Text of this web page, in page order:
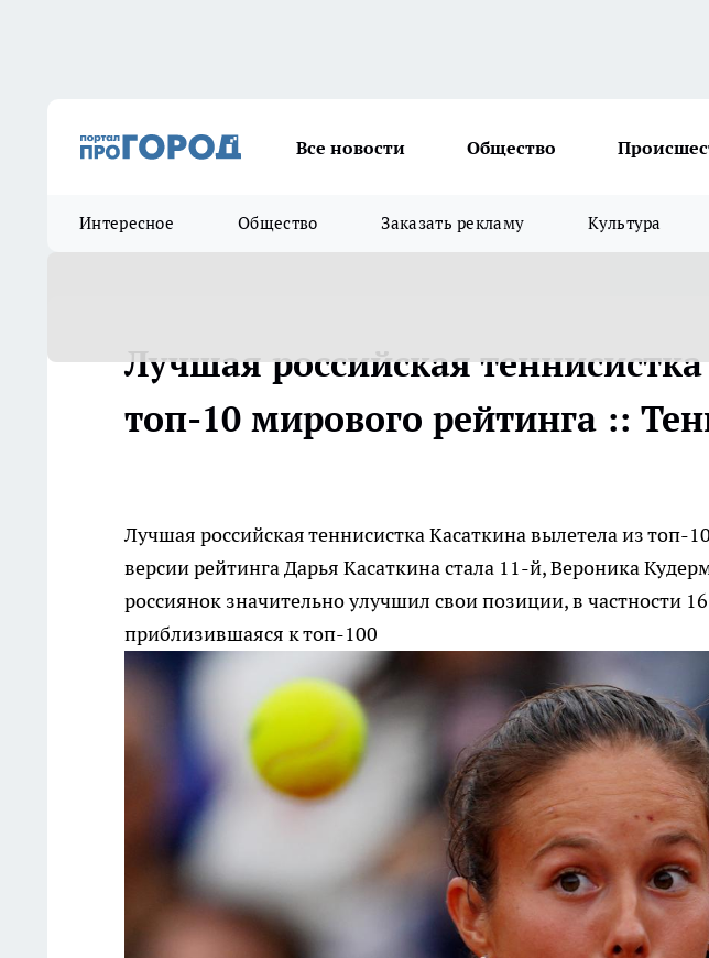
Все новости Общество
Интересное Общество Заказать рекламу Культура
Лучшая российская
топ-10 мирового рейтинга ::
Лучшая российская теннисистка Касаткина вылетела из топ-
версии рейтинга Дарья Касаткина стала 11-й, Вероника
россиянок значительно улучшил свои позиции, в частности
приблизившаяся к топ-100